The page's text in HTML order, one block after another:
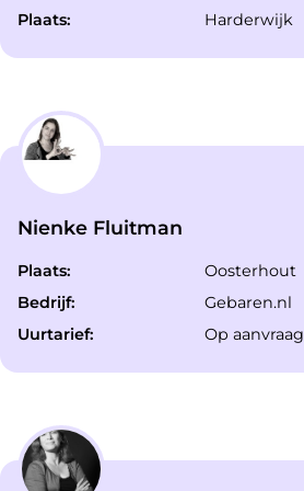
Plaats: Harderwijk
Nienke Fluitman
Plaats:
Oosterhout
Bedrijf:
Gebaren.nl
Uurtarief:
Op aanvraag